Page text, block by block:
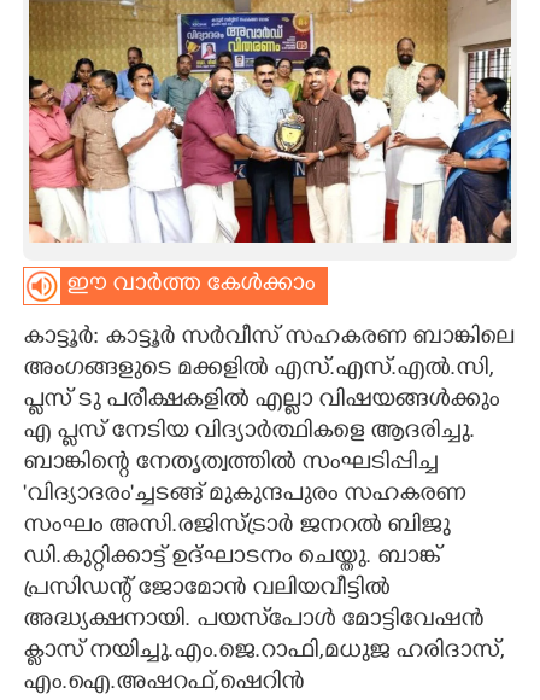
LIFESTYLE
SPIRITUAL
INFO+
ART
ASTRO
CARTOONS
LITERATURE
ZOOM
CONTACT US
ഈ വാർത്ത കേൾക്കാം
കാട്ടൂർ: കാട്ടൂർ സർവീസ് സഹകരണ ബാങ്കിലെ
അംഗങ്ങളുടെ മക്കളിൽ എസ്.എസ്.എൽ.സി,
പ്ലസ് ടു പരീക്ഷകളിൽ എല്ലാ വിഷയങ്ങൾക്കും
എ പ്ലസ് നേടിയ വിദ്യാർത്ഥികളെ ആദരിച്ചു.
ബാങ്കിന്റെ നേതൃത്വത്തിൽ സംഘടിപ്പിച്ച
'വിദ്യാദരം'ച്ചടങ്ങ് മുകുന്ദപുരം സഹകരണ
സംഘം അസി.രജിസ്ട്രാർ ജനറൽ ബിജു
ഡി.കുറ്റിക്കാട്ട് ഉദ്ഘാടനം ചെയ്തു. ബാങ്ക്
പ്രസിഡന്റ് ജോമോൻ വലിയവീട്ടിൽ
അദ്ധ്യക്ഷനായി. പയസ്‌പോൾ മോട്ടിവേഷൻ
ക്ലാസ് നയിച്ചു.എം.ജെ.റാഫി,മധുജ ഹരിദാസ്,
എം.ഐ.അഷറഫ്,ഷെറിൻ